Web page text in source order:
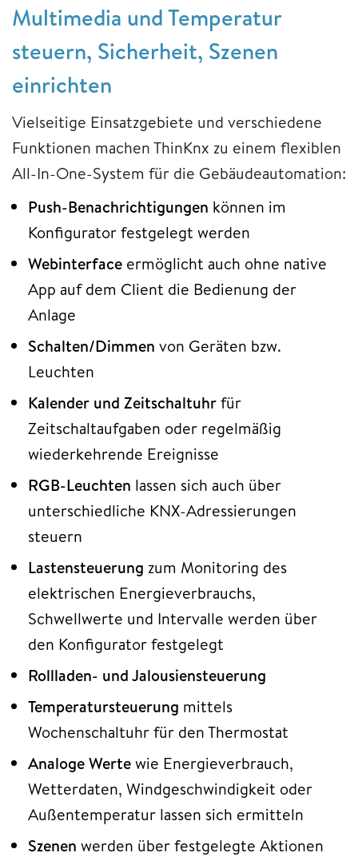
Multimedia und Temperatur
steuern, Sicherheit, Szenen
einrichten
Vielseitige Einsatzgebiete und verschiedene
Funktionen machen ThinKnx zu einem flexiblen
All-In-One-System für die Gebäudeautomation:
Push-Benachrichtigungen können im
Konfigurator festgelegt werden
Webinterface ermöglicht auch ohne native
App auf dem Client die Bedienung der
Anlage
Schalten/Dimmen von Geräten bzw.
Leuchten
Kalender und Zeitschaltuhrfür
Zeitschaltaufgaben oder regelmäßig
wiederkehrende Ereignisse
RGB-Leuchten lassen sich auch über
unterschiedliche KNX-Adressierungen
steuern
Lastensteuerung zum Monitoring des
elektrischen Energieverbrauchs,
Schwellwerte und Intervalle werden über
den Konfigurator festgelegt
Rollladen- und Jalousiensteuerung
Temperatursteuerung mittels
Wochenschaltuhr für den Thermostat
Analoge Wertewie Energieverbrauch,
Wetterdaten, Windgeschwindigkeit oder
Außentemperatur lassen sich ermitteln
Szenen werden über festgelegte Aktionen